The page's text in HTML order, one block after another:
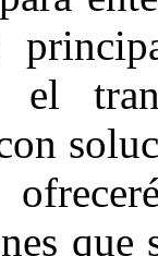
el
que